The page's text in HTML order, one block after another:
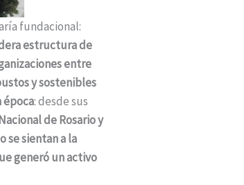
fundacional:
estructura de
entre
y sostenibles
época: desde sus
de Rosario y
se sientan a la
generó un activo